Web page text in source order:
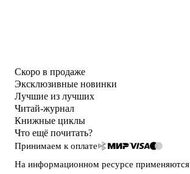
Скоро в продаже
Эксклюзивные новинки
Лучшие из лучших
Читай-журнал
Книжные циклы
Что ещё почитать?
Принимаем к оплате
На информационном ресурсе применяются